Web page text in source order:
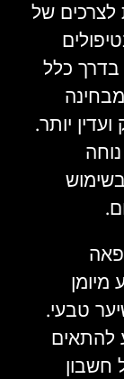
של
כלל
יותר.
נוחה
.
מיומן
טבעי.
להתאים
חשבון